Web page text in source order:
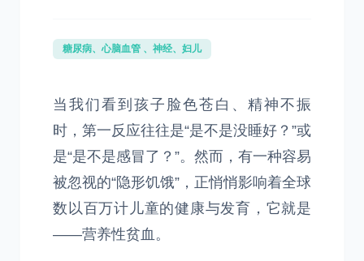
糖尿病、心脑血管 、神经、妇儿
当我们看到孩子脸色苍白、精神不振
时，第一反应往往是“是不是没睡好？”或
是“是不是感冒了？”。然而，有一种容易
被忽视的“隐形饥饿”，正悄悄影响着全球
数以百万计儿童的健康与发育，它就是
——营养性贫血。